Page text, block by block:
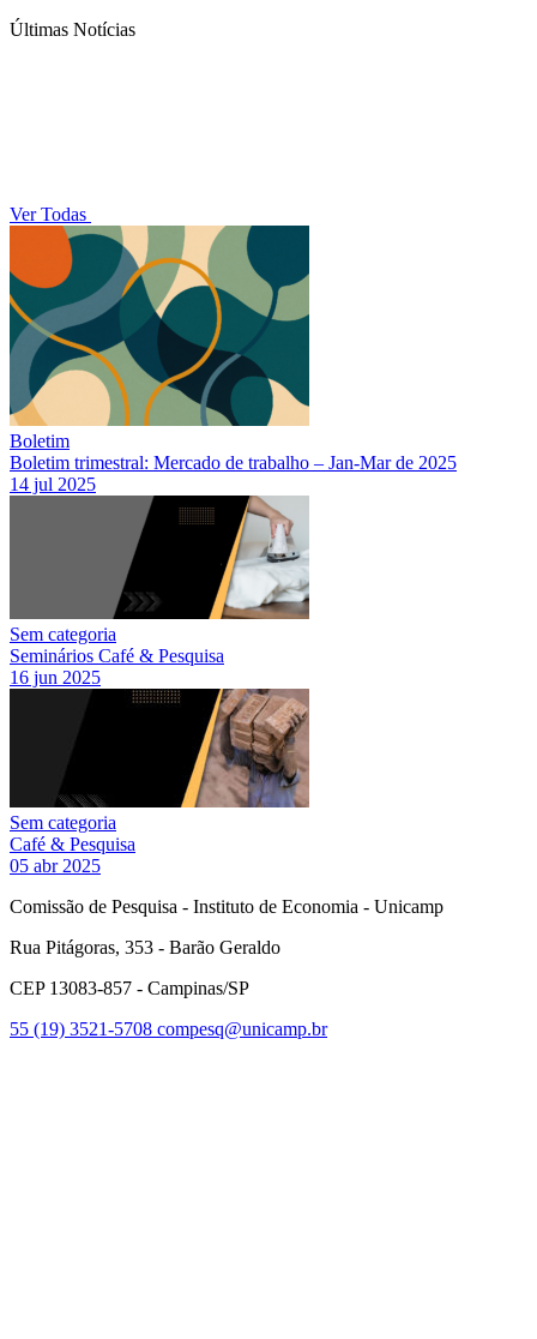
Últimas Notícias
Ver Todas
Boletim
Boletim trimestral: Mercado de trabalho – Jan-Mar de 2025
14 jul 2025
Sem categoria
Seminários Café & Pesquisa
16 jun 2025
Sem categoria
Café & Pesquisa
05 abr 2025
Comissão de Pesquisa - Instituto de Economia - Unicamp
Rua Pitágoras, 353 - Barão Geraldo
CEP 13083-857 - Campinas/SP
55 (19) 3521-5708 compesq@unicamp.br